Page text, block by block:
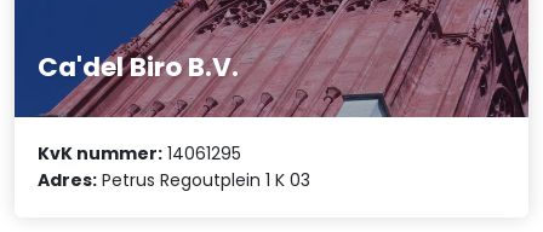
Ca'del Biro B.V.
KvK nummer: 14061295
Adres: Petrus Regoutplein 1 K 03